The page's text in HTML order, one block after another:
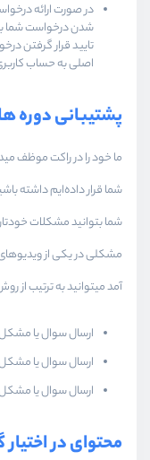
شدن درخواست شما
اصلی به حساب
پشتیبانی دوره
ما خود را در راکت موظف
شما قرار داده‌ایم داشته
شما بتوانید مشکلات
مشکلی در یکی از
آمد میتوانید به ترتیب از
ارسال سوال یا
ارسال سوال یا
ارسال سوال یا
محتوای در